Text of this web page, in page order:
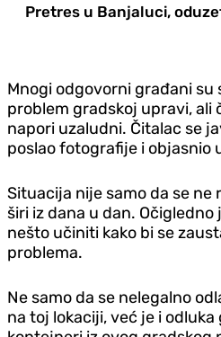
Pretres u Banjaluci,
Mnogi odgovorni građani
problem gradskoj upravi, ali
napori uzaludni. Čitalac se
poslao fotografije i objasnio
Situacija nije samo da se ne
širi iz dana u dan.
nešto učiniti kako bi se
problema.
Ne samo da se nelegalno
na toj lokaciji, već je i